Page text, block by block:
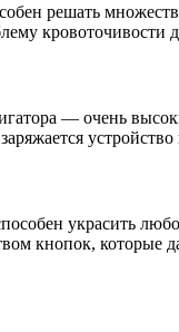
решать
кровоточивости
— очень
устройство
украсить
кнопок, которые